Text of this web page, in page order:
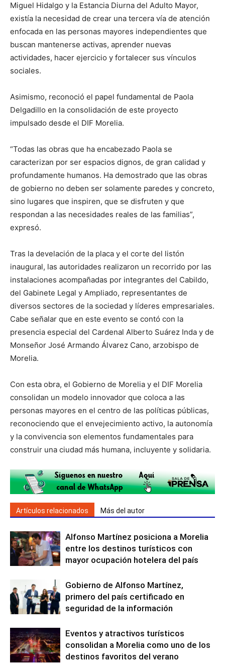
Miguel Hidalgo y la Estancia Diurna del Adulto Mayor,
existía la necesidad de crear una tercera vía de atención
enfocada en las personas mayores independientes que
buscan mantenerse activas, aprender nuevas
actividades, hacer ejercicio y fortalecer sus vínculos
sociales.
Asimismo, reconoció el papel fundamental de Paola
Delgadillo en la consolidación de este proyecto
impulsado desde el DIF Morelia.
“Todas las obras que ha encabezado Paola se
caracterizan por ser espacios dignos, de gran calidad y
profundamente humanos. Ha demostrado que las obras
de gobierno no deben ser solamente paredes y concreto,
sino lugares que inspiren, que se disfruten y que
respondan a las necesidades reales de las familias”,
expresó.
Tras la develación de la placa y el corte del listón
inaugural, las autoridades realizaron un recorrido por las
instalaciones acompañadas por integrantes del Cabildo,
del Gabinete Legal y Ampliado, representantes de
diversos sectores de la sociedad y líderes empresariales.
Cabe señalar que en este evento se contó con la
presencia especial del Cardenal Alberto Suárez Inda y de
Monseñor José Armando Álvarez Cano, arzobispo de
Morelia.
Con esta obra, el Gobierno de Morelia y el DIF Morelia
consolidan un modelo innovador que coloca a las
personas mayores en el centro de las políticas públicas,
reconociendo que el envejecimiento activo, la autonomía
y la convivencia son elementos fundamentales para
construir una ciudad más humana, incluyente y solidaria.
Artículos relacionados Más del autor
Alfonso Martínez posiciona a Morelia
entre los destinos turísticos con
mayor ocupación hotelera del país
Gobierno de Alfonso Martínez,
primero del país certificado en
seguridad de la información
Eventos y atractivos turísticos
consolidan a Morelia como uno de los
destinos favoritos del verano